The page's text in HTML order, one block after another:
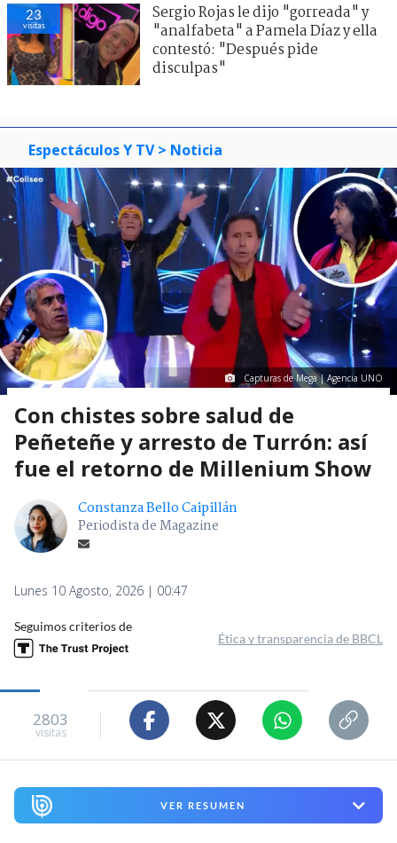
23
visitas
Sergio Rojas le dijo "gorreada" y
"analfabeta" a Pamela Díaz y ella
contestó: "Después pide
disculpas"
Espectáculos Y TV > Noticia
Capturas de Mega | Agencia UNO
Con chistes sobre salud de
Peñeteñe y arresto de Turrón: así
fue el retorno de Millenium Show
Constanza Bello Caipillán
Periodista de Magazine
Lunes 10 Agosto, 2026 | 00:47
Seguimos criterios de
Ética y transparencia de BBCL
2803
visitas
VER RESUMEN